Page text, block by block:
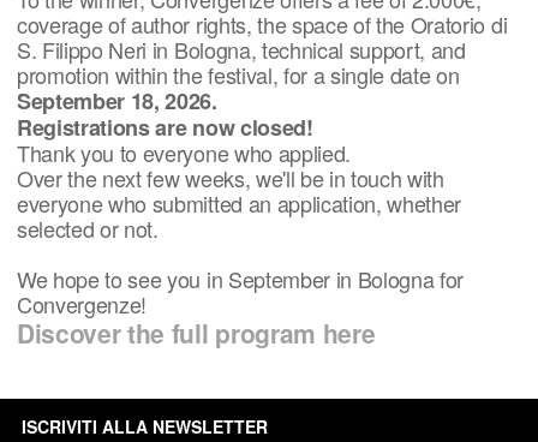
coverage of author rights, the space of the Oratorio di
S. Filippo Neri in Bologna, technical support, and
promotion within the festival, for a single date on
September 18, 2026.
Registrations are now closed!
Thank you to everyone who applied.
Over the next few weeks, we'll be in touch with
everyone who submitted an application, whether
selected or not.
We hope to see you in September in Bologna for
Convergenze!
Discover the full program here
ISCRIVITI ALLA NEWSLETTER